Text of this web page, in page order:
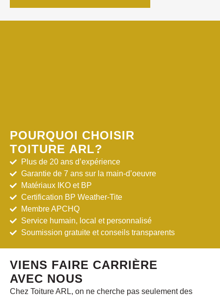
POURQUOI CHOISIR
TOITURE ARL?
Plus de 20 ans d’expérience
Garantie de 7 ans sur la main-d’oeuvre
Matériaux IKO et BP
Certification BP Weather-Tite
Membre APCHQ
Service humain, local et personnalisé
Soumission gratuite et conseils transparents
VIENS FAIRE CARRIÈRE
AVEC NOUS
Chez Toiture ARL, on ne cherche pas seulement des